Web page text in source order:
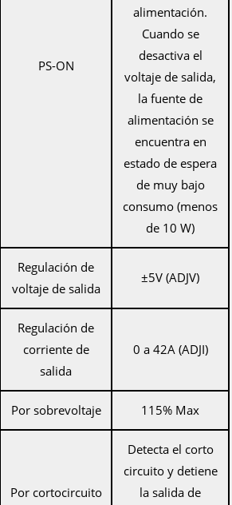
PS-ON
alimentación.
Cuando se
desactiva el
voltaje de salida,
la fuente de
alimentación se
encuentra en
estado de espera
de muy bajo
consumo (menos
de 10 W)
Regulación de
voltaje de salida
±5V (ADJV)
Regulación de
corriente de
salida
0 a 42A (ADJI)
Por sobrevoltaje 115% Max
Por cortocircuito
Detecta el corto
circuito y detiene
la salida de